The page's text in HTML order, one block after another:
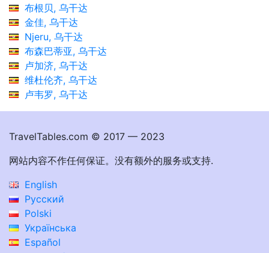
布根贝, 乌干达
金佳, 乌干达
Njeru, 乌干达
布森巴蒂亚, 乌干达
卢加济, 乌干达
维杜伦齐, 乌干达
卢韦罗, 乌干达
TravelTables.com © 2017 — 2023
网站内容不作任何保证。没有额外的服务或支持.
English
Русский
Polski
Українська
Español